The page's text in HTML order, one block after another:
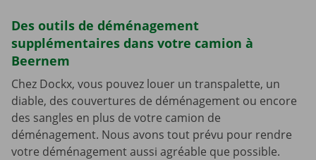
Des outils de déménagement
supplémentaires dans votre camion à
Beernem
Chez Dockx, vous pouvez louer un transpalette, un
diable, des couvertures de déménagement ou encore
des sangles en plus de votre camion de
déménagement. Nous avons tout prévu pour rendre
votre déménagement aussi agréable que possible.